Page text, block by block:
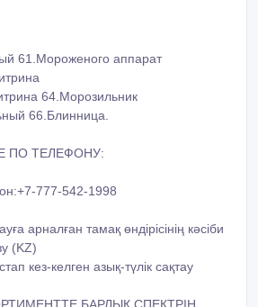
61.Мороженого аппарат
64.Морозильник
66.Блинница.
ПО ТЕЛЕФОНУ:
777-542-1998
арналған тамақ өндірісінің кәсіби
(KZ)
кез-келген азық-түлік сақтау
БАРЛЫҚ СПЕКТРІН